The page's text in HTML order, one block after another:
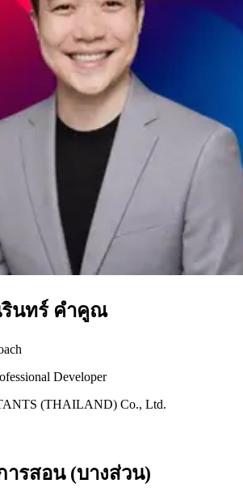
รินทร์ คำคูณ
Developer
(THAILAND) Co., Ltd.
รสอน (บางส่วน)